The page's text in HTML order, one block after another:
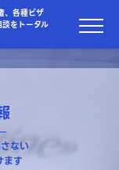
、各種ビザ
をトータル
ない
ます